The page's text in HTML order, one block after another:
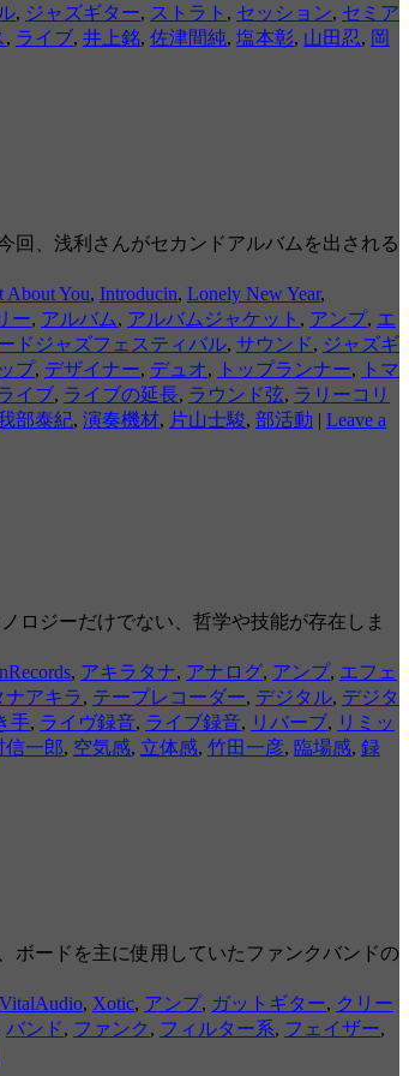
, ジャズギター, ストラト , セッション, セミア
, ライブ, 井上銘, 佐津間純, 塩本彰, 山田忍, 岡
回、浅利さんがセカンドアルバムを出される
About You, Introducin, Lonely New Year,
ー, アルバム, アルバムジャケット , アンプ, エ
ドジャズフェスティバル, サウンド, ジャズギ
プ, デザイナー, デュオ, トップランナー,
トマ
イブ, ライブの延長, ラウンド弦, ラリーコリ
部泰紀, 演奏機材, 片山士駿, 部活動 | Leave a
ロジーだけでない、哲学や技能が存在しま
, アキラタナ, アナログ, アンプ, エフェ
ナアキラ, テープレコーダー, デジタル, デジタ
手, ライヴ録音, ライブ録音, リバーブ, リミッ
信一郎, 空気感, 立体感, 竹田一彦, 臨場感, 録
ボードを主に使用していたファンクバンドの
VitalAudio, Xotic, アンプ, ガットギター, クリー
バンド, ファンク , フィルター系, フェイザー,